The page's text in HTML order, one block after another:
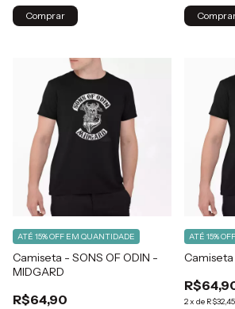
Comprar
Camiseta - SONS OF ODIN -
MIDGARD
R$64,90
ATÉ 15% OFF EM QUANTIDADE
2x de R$32,45
ATÉ 15% OFF